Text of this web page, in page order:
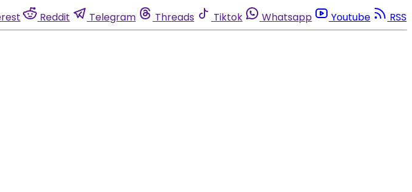
Reddit Telegram Threads Tiktok Whatsapp Youtube RSS